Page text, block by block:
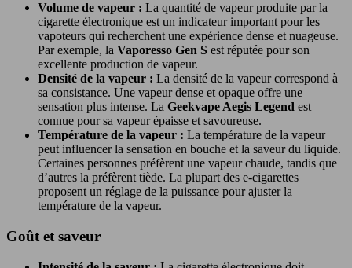
Volume de vapeur : La quantité de vapeur produite par la
cigarette électronique est un indicateur important pour les
vapoteurs qui recherchent une expérience dense et nuageuse.
Par exemple, la Vaporesso Gen S est réputée pour son
excellente production de vapeur.
Densité de la vapeur : La densité de la vapeur correspond à
sa consistance. Une vapeur dense et opaque offre une
sensation plus intense. La Geekvape Aegis Legend est
connue pour sa vapeur épaisse et savoureuse.
Température de la vapeur : La température de la vapeur
peut influencer la sensation en bouche et la saveur du liquide.
Certaines personnes préfèrent une vapeur chaude, tandis que
d’autres la préfèrent tiède. La plupart des e-cigarettes
proposent un réglage de la puissance pour ajuster la
température de la vapeur.
Goût et saveur